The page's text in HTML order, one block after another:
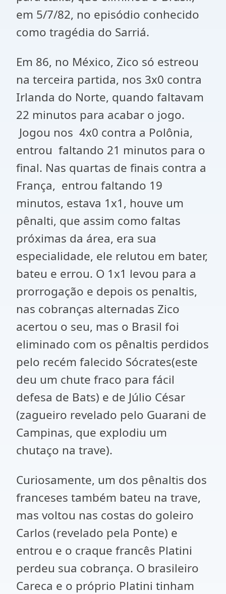
em 5/7/82, no episódio conhecido
como tragédia do Sarriá.
Em 86, no México, Zico só estreou
na terceira partida, nos 3x0 contra
Irlanda do Norte, quando faltavam
22 minutos para acabar o jogo.
Jogou nos 4x0 contra a Polônia,
entrou faltando 21 minutos para o
final. Nas quartas de finais contra a
França, entrou faltando 19
minutos, estava 1x1, houve um
pênalti, que assim como faltas
próximas da área, era sua
especialidade, ele relutou em bater,
bateu e errou. O 1x1 levou para a
prorrogação e depois os penaltis,
nas cobranças alternadas Zico
acertou o seu, mas o Brasil foi
eliminado com os pênaltis perdidos
pelo recém falecido Sócrates(este
deu um chute fraco para fácil
defesa de Bats) e de Júlio César
(zagueiro revelado pelo Guarani de
Campinas, que explodiu um
chutaço na trave).
Curiosamente, um dos pênaltis dos
franceses também bateu na trave,
mas voltou nas costas do goleiro
Carlos (revelado pela Ponte) e
entrou e o craque francês Platini
perdeu sua cobrança. O brasileiro
Careca e o próprio Platini tinham